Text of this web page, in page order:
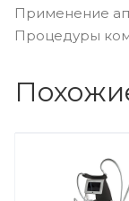
Применение
Процедуры